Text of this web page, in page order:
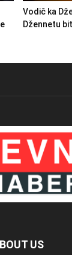
Vodič ka
Džennetu
US